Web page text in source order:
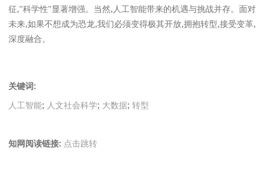
征,"科学性"显著增强。当然,人工智能带来的机遇与挑战并存。面对
未来,如果不想成为恐龙,我们必须变得极其开放,拥抱转型,接受变革,
深度融合。
关键词:
人工智能; 人文社会科学; 大数据;转型
知网阅读链接: 点击跳转